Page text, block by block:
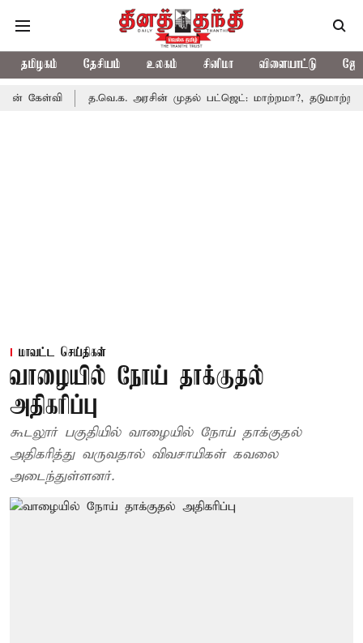
தமிழகம் தேசியம் உலகம் சினிமா விளையாட்டு
த.வெ.க. அரசின் முதல் பட்ஜெட்: மாற்றமா?, தடுமாற்றமா?
மாவட்ட செய்திகள்
வாழையில் நோய் தாக்குதல்
அதிகரிப்பு
கூடலூர் பகுதியில் வாழையில் நோய் தாக்குதல்
அதிகரித்து வருவதால் விவசாயிகள் கவலை
அடைந்துள்ளனர்.